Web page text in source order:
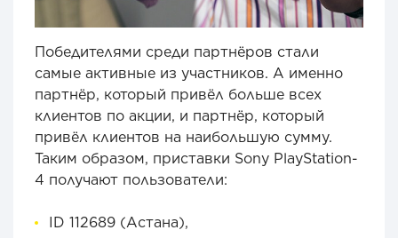
Победителями среди партнёров стали
самые активные из участников. А именно
партнёр, который привёл больше всех
клиентов по акции, и партнёр, который
привёл клиентов на наибольшую сумму.
Таким образом, приставки Sony PlayStation-
4 получают пользователи:
ID 112689 (Астана),